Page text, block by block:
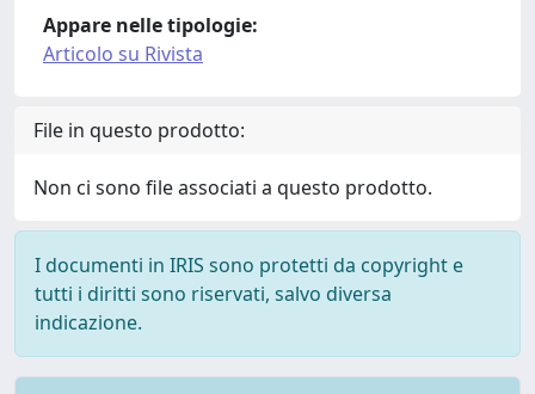
Appare nelle tipologie:
Articolo su Rivista
File in questo prodotto:
Non ci sono file associati a questo prodotto.
I documenti in IRIS sono protetti da copyright e
tutti i diritti sono riservati, salvo diversa
indicazione.